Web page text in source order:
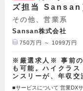
ズ担当 Sansan
その他、営業系
Sansan株式会社
750万円 ～ 1099万円
※厳選求人※ 事前の
も可能。ハイクラ
ンスリーが、年収
■サービスについて 営業DX